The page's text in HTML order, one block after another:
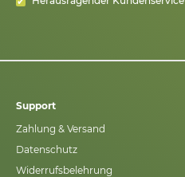
Support
Zahlung & Versand
Datenschutz
Widerrufsbelehrung